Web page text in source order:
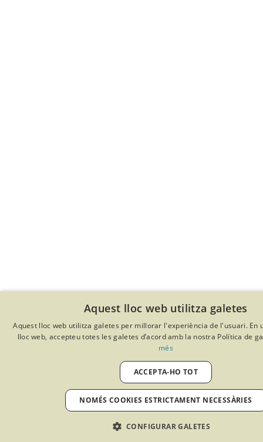
Aquest lloc web utilitza galetes
Aquest lloc web utilitza galetes per millorar l'experiència de l'usuari. En
lloc web, accepteu totes les galetes d’acord amb la nostra Política de
més
ACCEPTA-HO TOT
NOMÉS COOKIES ESTRICTAMENT NECESSÀRIES
CONFIGURAR GALETES